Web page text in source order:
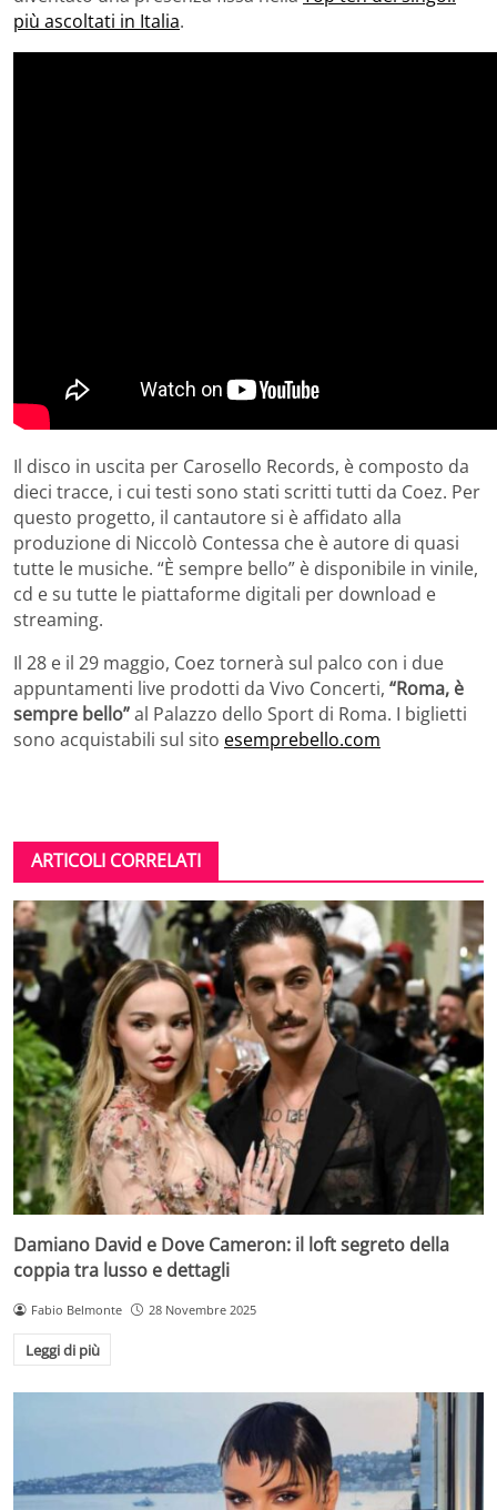
più ascoltati in Italia.
Il disco in uscita per Carosello Records, è composto da
dieci tracce, i cui testi sono stati scritti tutti da Coez. Per
questo progetto, il cantautore si è affidato alla
produzione di Niccolò Contessa che è autore di quasi
tutte le musiche. “È sempre bello” è disponibile in vinile,
cd e su tutte le piattaforme digitali per download e
streaming.
Il 28 e il 29 maggio, Coez tornerà sul palco con i due
appuntamenti live prodotti da Vivo Concerti, “Roma, è
sempre bello”al Palazzo dello Sport di Roma. I biglietti
sono acquistabili sul sito esemprebello.com
ARTICOLI CORRELATI
Damiano David e Dove Cameron: il loft segreto della
coppia tra lusso e dettagli
Fabio Belmonte 28 Novembre 2025
Leggi di più